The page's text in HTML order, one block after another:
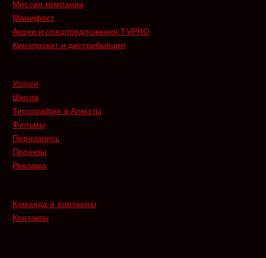
Миссия компании
Манифест
Акции и спецпредложения TVPRO
Кинопрокат и дистрибьюция
Услуги
Школа
Типография в Алматы
Фильмы
Перезапись
Проекты
Реклама
Команда и партнеры
Контакты